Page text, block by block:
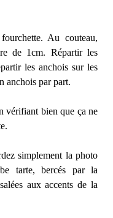
Au couteau,
de 1cm. Répartir les
les anchois sur les
anchois par part.
vérifiant bien que ça ne
simplement la photo
tarte, bercés par la
aux accents de la